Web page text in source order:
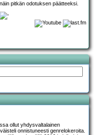
pitkän odotuksen päätteeksi.
ollut yhdysvaltalainen
onnistuneesti genrelokeroita.